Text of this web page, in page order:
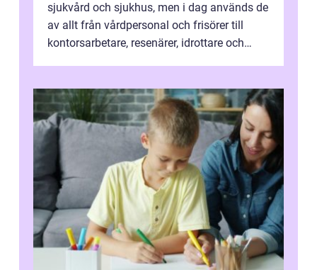
sjukvård och sjukhus, men i dag används de
av allt från vårdpersonal och frisörer till
kontorsarbetare, resenärer, idrottare och